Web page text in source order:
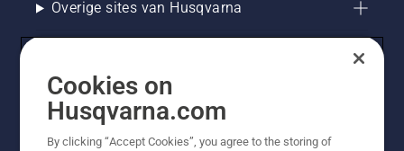
Overige sites van Husqvarna
Cookies on
Husqvarna.com
By clicking “Accept Cookies”, you agree to the storing of